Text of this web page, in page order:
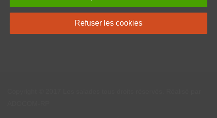
Refuser les cookies